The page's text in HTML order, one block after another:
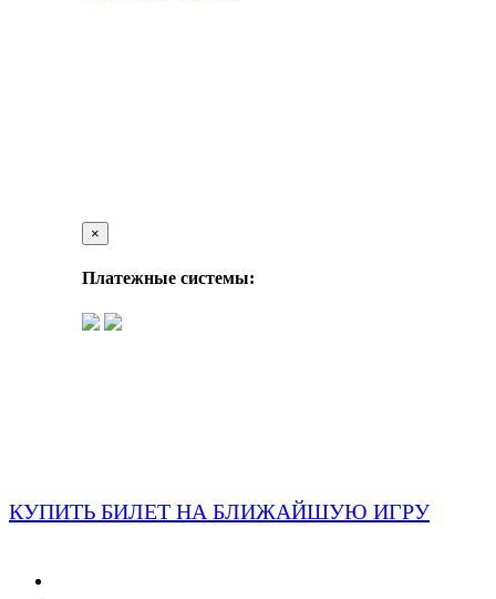
×
Платежные системы:
КУПИТЬ БИЛЕТ НА БЛИЖАЙШУЮ ИГРУ